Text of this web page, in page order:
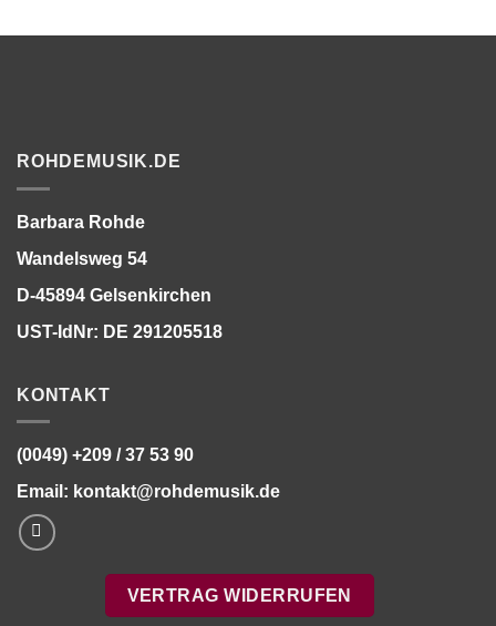
ROHDEMUSIK.DE
Barbara Rohde
Wandelsweg 54
D-45894 Gelsenkirchen
UST-IdNr: DE 291205518
KONTAKT
(0049) +209 / 37 53 90
Email: kontakt@rohdemusik.de
VERTRAG WIDERRUFEN